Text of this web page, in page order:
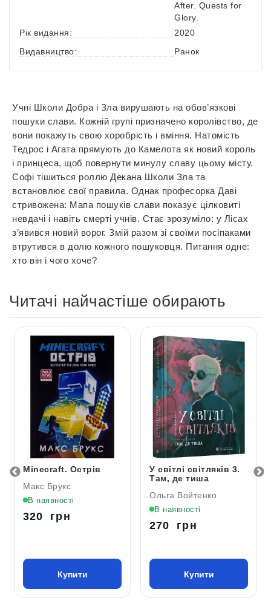
After. Quests for
Glory.
Рік видання:
2020
Видавництво:
Ранок
Учні Школи Добра і Зла вирушають на обов’язкові
пошуки слави. Кожній групі призначено королівство, де
вони покажуть свою хоробрість і вміння. Натомість
Тедрос і Агата прямують до Камелота як новий король
і принцеса, щоб повернути минулу славу цьому місту.
Софі тішиться роллю Декана Школи Зла та
встановлює свої правила. Однак професорка Даві
стривожена: Мапа пошуків слави показує цілковиті
невдачі і навіть смерті учнів. Стає зрозуміло: у Лісах
з’явився новий ворог. Змій разом зі своїми посіпаками
втрутився в долю кожного пошуковця. Питання одне:
хто він і чого хоче?
Читачі найчастіше обирають
Minecraft. Острів
Макс Брукс
В наявності
320 грн
Купити
У світлі світляків 3.
Там, де тиша
Ольга Войтенко
В наявності
270 грн
Купити